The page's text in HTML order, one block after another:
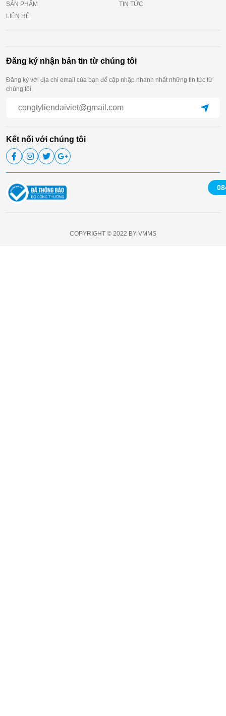
SẢN PHẨM
TIN TỨC
LIÊN HỆ
Đăng ký nhận bản tin từ chúng tôi
Đăng ký với địa chỉ email của bạn để cập nhập nhanh nhất những tin tức từ
chúng tôi.
Kết nối với chúng tôi
COPYRIGHT © 2022 BY VMMS